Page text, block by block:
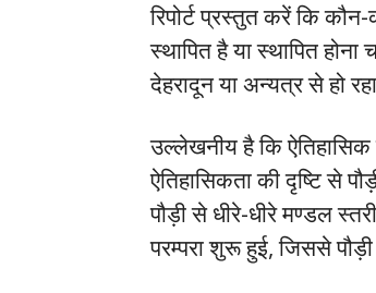
रिपोर्ट प्रस्तुत करें कि
स्थापित है या स्थापित
देहरादून या अन्यत्र से हो
उल्लेखनीय है कि
ऐतिहासिकता की दृष्टि से
पौड़ी से धीरे-धीरे मण्डल
परम्परा शुरू हुई, जिससे